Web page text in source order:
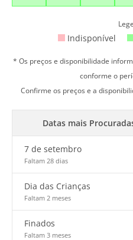
Indisponível
* Os preços e disponibilidade
conforme o
Confirme os preços e a
Datas mais
7 de setembro
Faltam 28 dias
Dia das Crianças
Faltam 2 meses
Finados
Faltam 3 meses